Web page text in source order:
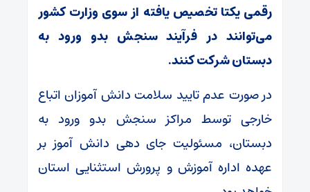
رقمی یکتا تخصیص یافته از سوی وزارت کشور
می‌توانند در فرآیند سنجش بدو ورود به
دبستان شرکت کنند.
در صورت عدم تایید سلامت دانش آموزان اتباع
خارجی توسط مراکز سنجش بدو ورود به
دبستان، مسئولیت جای دهی دانش آموز بر
عهده اداره آموزش و پرورش استثنایی استان